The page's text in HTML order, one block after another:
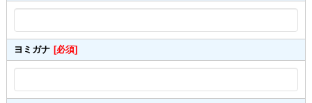
ヨミガナ [必須]